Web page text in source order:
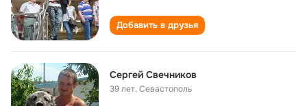
Добавить в друзья
Сергей Свечников
39 лет,Севастополь